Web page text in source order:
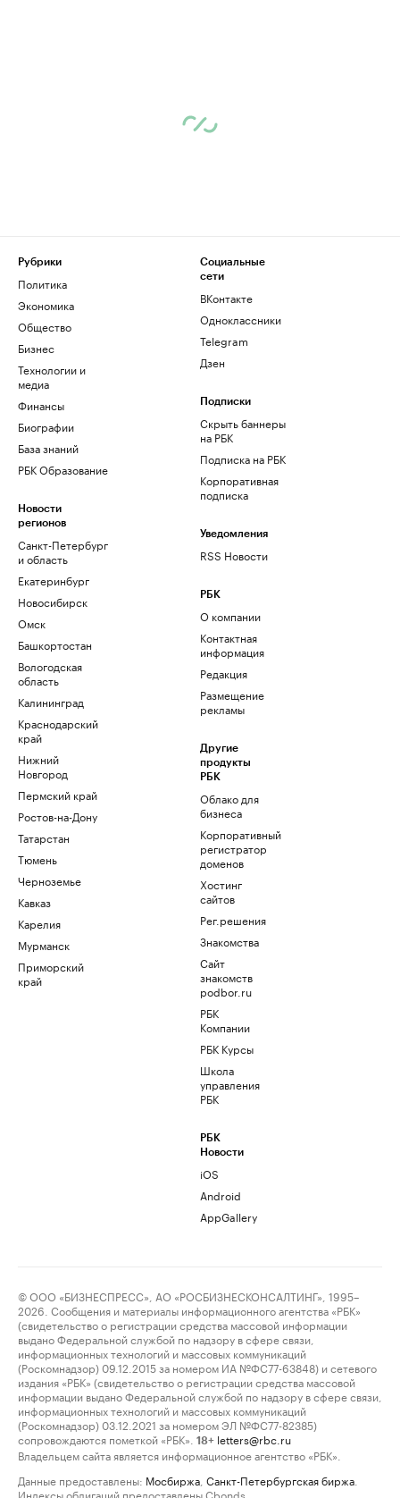
Рубрики
Политика
Экономика
Общество
Бизнес
Технологии и
медиа
Финансы
Биографии
База знаний
РБК Образование
Новости
регионов
Санкт-Петербург
и область
Екатеринбург
Новосибирск
Омск
Башкортостан
Вологодская
область
Калининград
Краснодарский
край
Нижний
Новгород
Пермский край
Ростов-на-Дону
Татарстан
Тюмень
Черноземье
Кавказ
Карелия
Мурманск
Приморский
край
Социальные
сети
ВКонтакте
Одноклассники
Telegram
Дзен
Подписки
Скрыть баннеры
на РБК
Подписка на РБК
Корпоративная
подписка
Уведомления
RSS Новости
РБК
О компании
Контактная
информация
Редакция
Размещение
рекламы
Другие
продукты
РБК
Облако для
бизнеса
Корпоративный
регистратор
доменов
Хостинг
сайтов
Рег.решения
Знакомства
Сайт
знакомств
podbor.ru
РБК
Компании
РБК Курсы
Школа
управления
РБК
РБК
Новости
iOS
Android
AppGallery
© ООО «БИЗНЕСПРЕСС», АО «РОСБИЗНЕСКОНСАЛТИНГ», 1995–
2026. Сообщения и материалы информационного агентства «РБК»
(свидетельство о регистрации средства массовой информации
выдано Федеральной службой по надзору в сфере связи,
информационных технологий и массовых коммуникаций
(Роскомнадзор) 09.12.2015 за номером ИА №ФС77-63848) и сетевого
издания «РБК» (свидетельство о регистрации средства массовой
информации выдано Федеральной службой по надзору в сфере связи,
информационных технологий и массовых коммуникаций
(Роскомнадзор) 03.12.2021 за номером ЭЛ №ФС77-82385)
сопровождаются пометкой «РБК».
18+ letters@rbc.ru
Владельцем сайта является информационное агентство «РБК».
Данные предоставлены: Мосбиржа Санкт-Петербургская биржа
Индексы облигаций предоставлены Cbonds.